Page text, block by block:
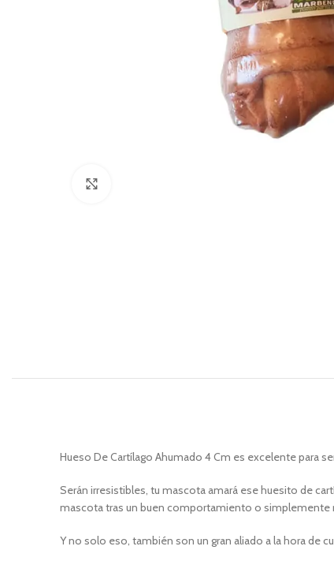
Hueso De Cartílago Ahumado 4 Cm es excelente para
Serán irresistibles, tu mascota amará ese huesito de
mascota tras un buen comportamiento o simplemente
Y no solo eso, también son un gran aliado a la hora de